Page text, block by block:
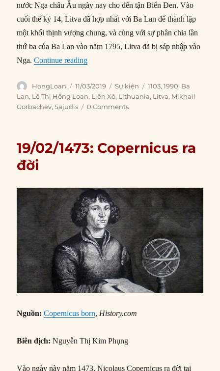
nước Nga châu Âu ngày nay cho đến tận Biển Đen. Vào
cuối thế kỷ 14, Litva đã hợp nhất với Ba Lan để thành lập
một khối thịnh vượng chung, và cùng với sự phân chia lần
thứ ba của Ba Lan vào năm 1795, Litva đã bị sáp nhập vào
Nga.Continue reading“11/03/1990: Litva tuyên bố độc lập”
Author
HongLoan
Posted
on
11/03/2019 Categories
Sự kiện Tags
1103,1990, Ba
Lan, Lê Thị Hồng Loan, Liên Xô, Lithuania, Litva, Mikhail
Gorbachev,Sajudis 0 Comments
19/02/1473: Copernicus ra
đời
Nguồn:Copernicus born, History.com
Biên dịch: Nguyễn Thị Kim Phụng
Vào ngày này năm 1473, Nicolaus Copernicus ra đời tại